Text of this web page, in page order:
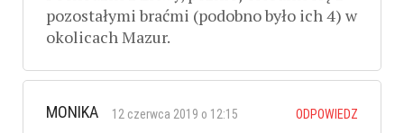
pozostałymi braćmi (podobno było ich 4) w
okolicach Mazur.
MONIKA 12 czerwca 2019 o 12:15 ODPOWIEDZ